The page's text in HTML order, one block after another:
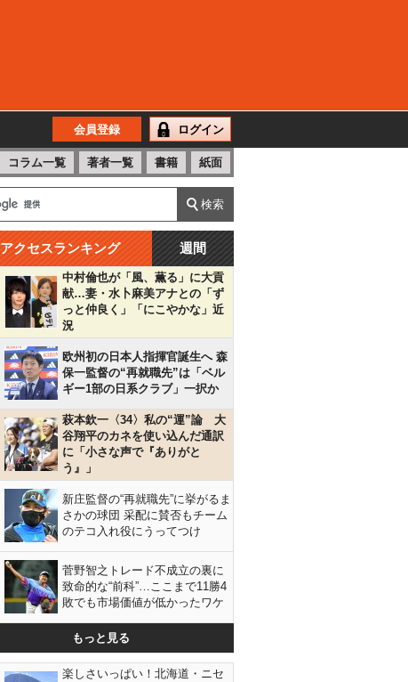
会員登録 ログイン
コラム一覧 著者一覧 書籍 紙面
アクセスランキング 週間
中村倫也が「風、薫る」に大貢
献…妻・水卜麻美アナとの「ず
っと仲良く」「にこやかな」近
況
欧州初の日本人指揮官誕生へ 森
保一監督の“再就職先”は「ベル
ギー1部の日系クラブ」一択か
萩本欽一〈34〉私の“運”論 大
谷翔平のカネを使い込んだ通訳
に「小さな声で『ありがと
う』」
新庄監督の“再就職先”に挙がるま
さかの球団 采配に賛否もチーム
のテコ入れ役にうってつけ
菅野智之トレード不成立の裏に
致命的な“前科”…ここまで11勝4
敗でも市場価値が低かったワケ
もっと見る
楽しさいっぱい！北海道・ニセ